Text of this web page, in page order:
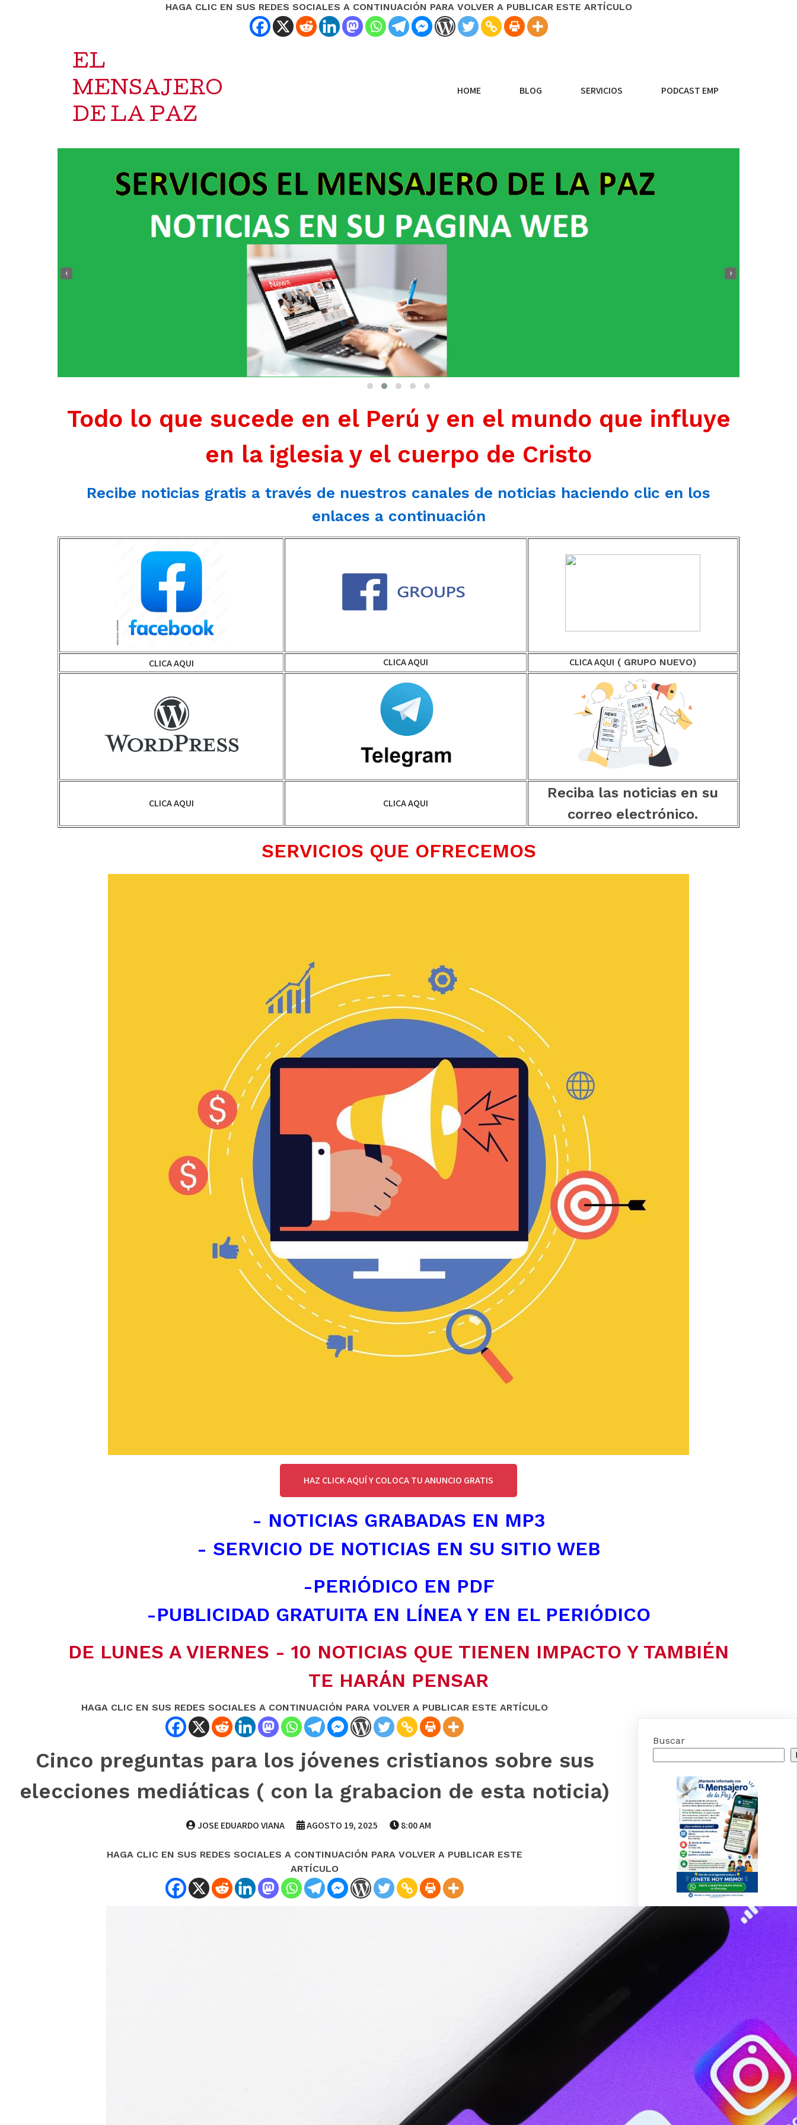
HAGA CLIC EN SUS REDES SOCIALES A CONTINUACIÓN PARA VOLVER A PUBLICAR ESTE ARTÍCULO
EL
MENSAJERO
DE LA PAZ
HOME BLOG SERVICIOS PODCAST EMP
‹ ›
Todo lo que sucede en el Perú y en el mundo que influye
en la iglesia y el cuerpo de Cristo
Recibe noticias gratis a través de nuestros canales de noticias haciendo clic en los
enlaces a continuación
CLICA AQUI CLICA AQUI CLICA AQUI ( GRUPO NUEVO)
CLICA AQUI CLICA AQUI
Reciba las noticias en su
correo electrónico.
SERVICIOS QUE OFRECEMOS
HAZ CLICK AQUÍ Y COLOCA TU ANUNCIO GRATIS
- NOTICIAS GRABADAS EN MP3
- SERVICIO DE NOTICIAS EN SU SITIO WEB
-PERIÓDICO EN PDF
-PUBLICIDAD GRATUITA EN LÍNEA Y EN EL PERIÓDICO
DE LUNES A VIERNES - 10 NOTICIAS QUE TIENEN IMPACTO Y TAMBIÉN
TE HARÁN PENSAR
HAGA CLIC EN SUS REDES SOCIALES A CONTINUACIÓN PARA VOLVER A PUBLICAR ESTE ARTÍCULO
Cinco preguntas para los jóvenes cristianos sobre sus
elecciones mediáticas ( con la grabacion de esta noticia)
JOSE EDUARDO VIANA AGOSTO 19, 2025 8:00 AM
HAGA CLIC EN SUS REDES SOCIALES A CONTINUACIÓN PARA VOLVER A PUBLICAR ESTE
ARTÍCULO
Buscar
CLICA AQUI
Recent Posts
PODRÍA USARSE COMO
«ARMA CENTRAL»
CONTRA LA FE EN EL
FUTURO
5 SEÑALES QUE ESTÁS
EN UNA SECTA (Y NO EN
LA IGLESIA DE CRISTO):